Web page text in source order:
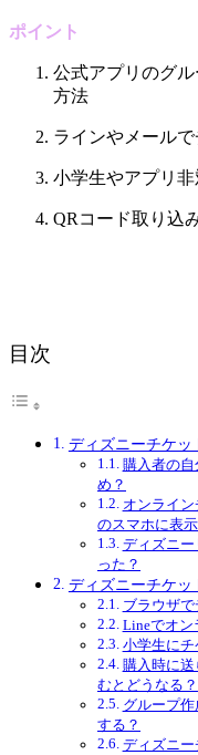
ポイント
公式アプリのグ
方法
ラインやメール
小学生やアプリ
QRコード取り込
目次
ディズニーチケッ
購入者の
め？
オンライン
のスマホに表
ディズニ
った？
ディズニーチケッ
ブラウザ
Lineでオン
小学生に
購入時に
むとどうなる？
グループ
する？
ディズニ